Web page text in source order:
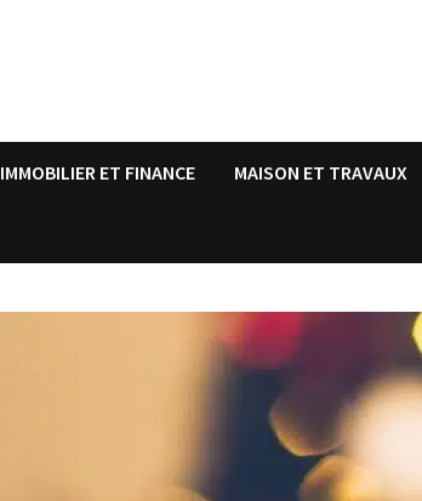
IMMOBILIER ET FINANCE MAISON ET TRAVAUX